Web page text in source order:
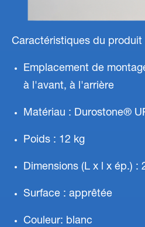
Caractéristiques du produit
Emplacement de
à l'avant, à l'arrière
Matériau : Durostone®
Poids : 12 kg
Dimensions (L x l x ép.) :
Surface : apprêtée
Couleur: blanc